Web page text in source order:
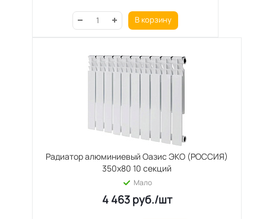
В корзину
Радиатор алюминиевый Оазис ЭКО (РОССИЯ)
350х80 10 секций
Мало
4 463руб./шт